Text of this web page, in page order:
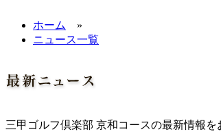
ホーム
»
ニュース一覧
三甲ゴルフ倶楽部 京和コースの最新情報を